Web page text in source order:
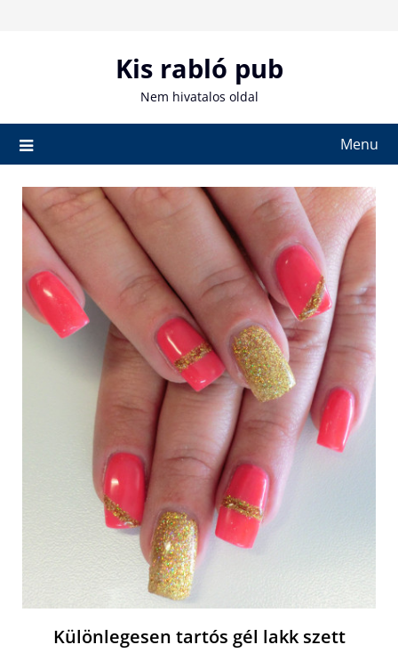
Kis rabló pub
Nem hivatalos oldal
Menu
Különlegesen tartós gél lakk szett